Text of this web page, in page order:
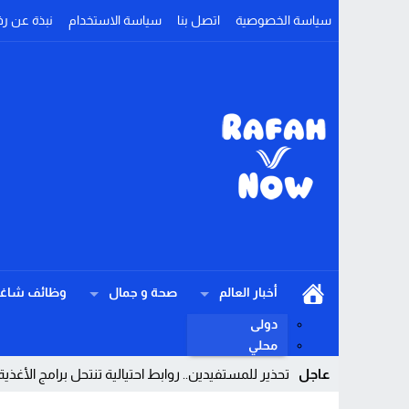
سياسة الخصوصية اتصل بنا سياسة الاستخدام نبذة عن
أخبار العالم
دولى
محلي
صحة و جمال وظائف
عاجل تحذير للمستفيدين.. روابط احتيالية تنتحل برامج